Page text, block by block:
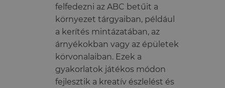
felfedezni az ABC betűit a
környezet tárgyaiban, például
a kerítés mintázatában, az
árnyékokban vagy az épületek
körvonalaiban. Ezek a
gyakorlatok játékos módon
fejlesztik a kreatív észlelést és